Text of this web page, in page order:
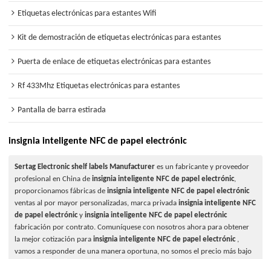
Etiquetas electrónicas para estantes Wifi
Kit de demostración de etiquetas electrónicas para estantes
Puerta de enlace de etiquetas electrónicas para estantes
Rf 433Mhz Etiquetas electrónicas para estantes
Pantalla de barra estirada
insignia inteligente NFC de papel electrónic
Sertag Electronic shelf labels Manufacturer es un fabricante y proveedor
profesional en China deinsignia inteligente NFC de papel electrónic,
proporcionamos fábricas deinsignia inteligente NFC de papel electrónic
ventas al por mayor personalizadas, marca privadainsignia inteligente NFC
de papel electrónic yinsignia inteligente NFC de papel electrónic
fabricación por contrato. Comuníquese con nosotros ahora para obtener
la mejor cotización parainsignia inteligente NFC de papel electrónic ,
vamos a responder de una manera oportuna, no somos el precio más bajo